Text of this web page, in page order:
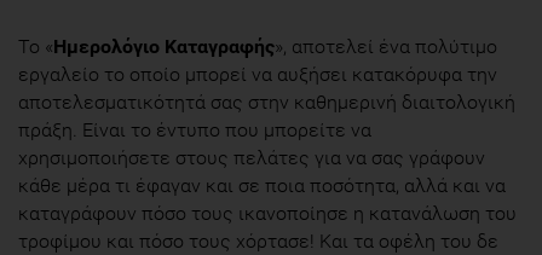
Το «Ημερολόγιο Καταγραφής», αποτελεί ένα πολύτιμο
εργαλείο το οποίο μπορεί να αυξήσει κατακόρυφα την
αποτελεσματικότητά σας στην καθημερινή διαιτολογική
πράξη. Eίναι το έντυπο που μπορείτε να
χρησιμοποιήσετε στους πελάτες για να σας γράφουν
κάθε μέρα τι έφαγαν και σε ποια ποσότητα, αλλά και να
καταγράφουν πόσο τους ικανοποίησε η κατανάλωση του
τροφίμου και πόσο τους χόρτασε! Και τα οφέλη του δε